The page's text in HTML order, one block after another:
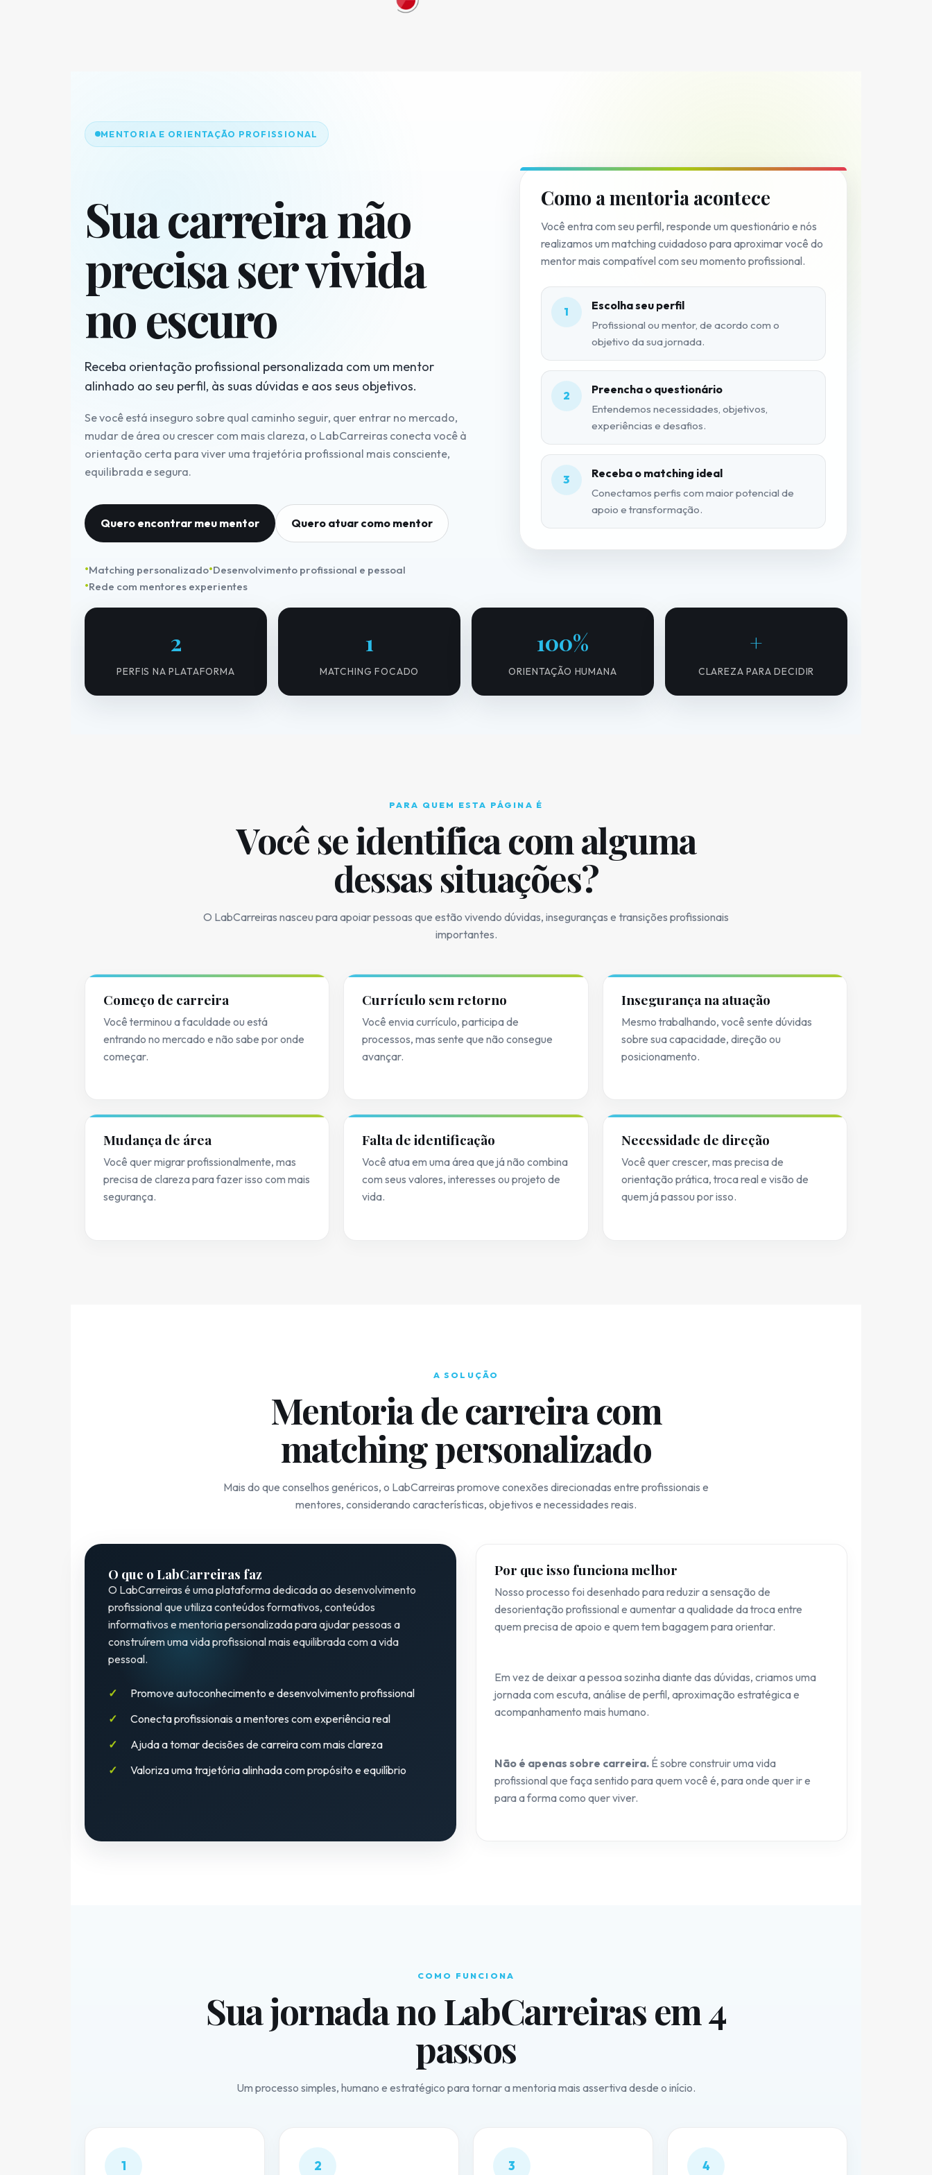
MENTORIA E ORIENTAÇÃO PROFISSIONAL
Sua carreira não
precisa ser vivida
no escuro
Receba orientação profissional personalizada com um mentor
alinhado ao seu perfil, às suas dúvidas e aos seus objetivos.
Se você está inseguro sobre qual caminho seguir, quer entrar no mercado,
mudar de área ou crescer com mais clareza, o LabCarreiras conecta você à
orientação certa para viver uma trajetória profissional mais consciente,
equilibrada e segura.
Quero encontrar meu mentor Quero atuar como mentor
Matching personalizado Desenvolvimento profissional e pessoal
Rede com mentores experientes
Como a mentoria acontece
Você entra com seu perfil, responde um questionário e nós
realizamos um matching cuidadoso para aproximar você do
mentor mais compatível com seu momento profissional.
1 Escolha seu perfil
Profissional ou mentor, de acordo com o
objetivo da sua jornada.
2 Preencha o questionário
Entendemos necessidades, objetivos,
experiências e desafios.
3 Receba o matching ideal
Conectamos perfis com maior potencial de
apoio e transformação.
2
PERFIS NA PLATAFORMA
1
MATCHING FOCADO
100%
ORIENTAÇÃO HUMANA
+
CLAREZA PARA DECIDIR
PARA QUEM ESTA PÁGINA É
Você se identifica com alguma
dessas situações?
O LabCarreiras nasceu para apoiar pessoas que estão vivendo dúvidas, inseguranças e transições profissionais
importantes.
Começo de carreira
Você terminou a faculdade ou está
entrando no mercado e não sabe por onde
começar.
Currículo sem retorno
Você envia currículo, participa de
processos, mas sente que não consegue
avançar.
Insegurança na atuação
Mesmo trabalhando, você sente dúvidas
sobre sua capacidade, direção ou
posicionamento.
Mudança de área
Você quer migrar profissionalmente, mas
precisa de clareza para fazer isso com mais
segurança.
Falta de identificação
Você atua em uma área que já não combina
com seus valores, interesses ou projeto de
vida.
Necessidade de direção
Você quer crescer, mas precisa de
orientação prática, troca real e visão de
quem já passou por isso.
A SOLUÇÃO
Mentoria de carreira com
matching personalizado
Mais do que conselhos genéricos, o LabCarreiras promove conexões direcionadas entre profissionais e
mentores, considerando características, objetivos e necessidades reais.
O que o LabCarreiras faz
O LabCarreiras é uma plataforma dedicada ao desenvolvimento
profissional que utiliza conteúdos formativos, conteúdos
informativos e mentoria personalizada para ajudar pessoas a
construírem uma vida profissional mais equilibrada com a vida
pessoal.
Promove autoconhecimento e desenvolvimento profissional
Conecta profissionais a mentores com experiência real
Ajuda a tomar decisões de carreira com mais clareza
Valoriza uma trajetória alinhada com propósito e equilíbrio
Por que isso funciona melhor
Nosso processo foi desenhado para reduzir a sensação de
desorientação profissional e aumentar a qualidade da troca entre
quem precisa de apoio e quem tem bagagem para orientar.
Em vez de deixar a pessoa sozinha diante das dúvidas, criamos uma
jornada com escuta, análise de perfil, aproximação estratégica e
acompanhamento mais humano.
Não é apenas sobre carreira. É sobre construir uma vida
profissional que faça sentido para quem você é, para onde quer ir e
para a forma como quer viver.
COMO FUNCIONA
Sua jornada no LabCarreiras em 4
passos
Um processo simples, humano e estratégico para tornar a mentoria mais assertiva desde o início.
1 2 3 4